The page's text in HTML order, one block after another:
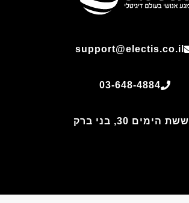
support@electis.co.il
03-648-4884
ששת הימים 30, בני ברק